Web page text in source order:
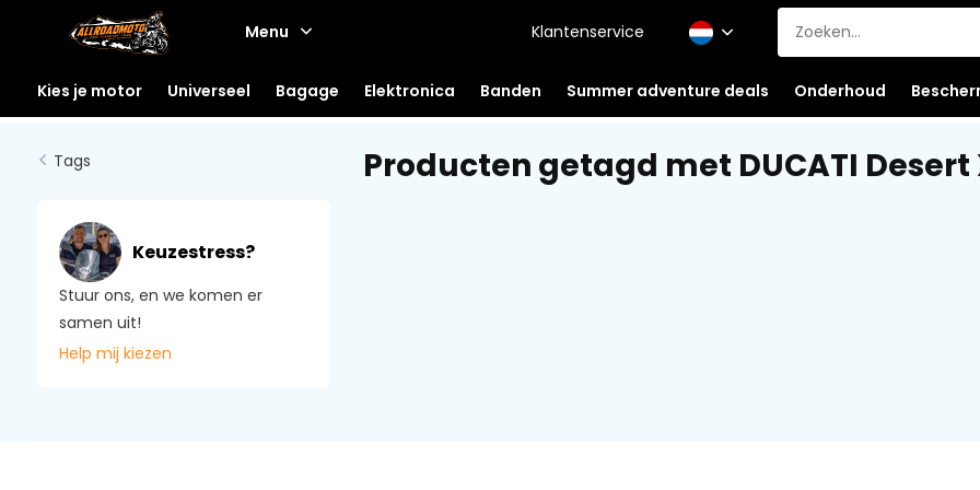
Menu Klantenservice
Kies je motor Universeel Bagage Elektronica Banden Summer adventure deals Onderhoud
Tags
Keuzestress?
Stuur ons, en we komen er
samen uit!
Help mij kiezen
Producten getagd met DUCATI Desert